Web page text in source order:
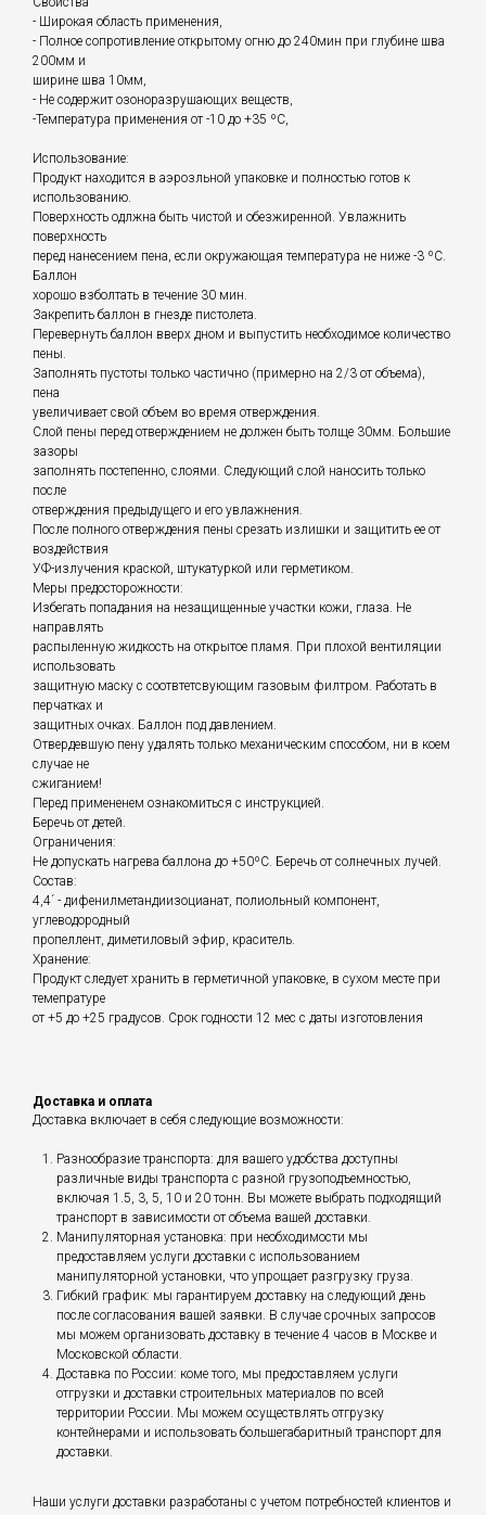
- Широкая область применения,
- Полное сопротивление открытому огню до 240мин при глубине шва
200мм и
ширине шва 10мм,
- Не содержит озоноразрушающих веществ,
-Температура применения от -10 до +35 ºС,
Использование:
Продукт находится в аэрозльной упаковке и полностью готов к
использованию.
Поверхность одлжна быть чистой и обезжиренной. Увлажнить
поверхность
перед нанесением пена, если окружающая температура не ниже -3 ºС.
Баллон
хорошо взболтать в течение 30 мин.
Закрепить баллон в гнезде пистолета.
Перевернуть баллон вверх дном и выпустить необходимое количество
пены.
Заполнять пустоты только частично (примерно на 2/3 от объема),
пена
увеличивает свой объем во время отверждения.
Слой пены перед отверждением не должен быть толще 30мм. Большие
зазоры
заполнять постепенно, слоями. Следующий слой наносить только
после
отверждения предыдущего и его увлажнения.
После полного отверждения пены срезать излишки и защитить ее от
воздействия
УФ-излучения краской, штукатуркой или герметиком.
Меры предосторожности:
Избегать попадания на незащищенные участки кожи, глаза. Не
направлять
распыленную жидкость на открытое пламя. При плохой вентиляции
использовать
защитную маску с соотвтетсвующим газовым филтром. Работать в
перчатках и
защитных очках. Баллон под давлением.
Отвердевшую пену удалять только механическим способом, ни в коем
случае не
сжиганием!
Перед примененем ознакомиться с инструкцией.
Беречь от детей.
Ограничения:
Не допускать нагрева баллона до +50ºС. Беречь от солнечных лучей.
Состав:
4,4´ - дифенилметандиизоцианат, полиольный компонент,
углеводородный
пропеллент, диметиловый эфир, краситель.
Хранение:
Продукт следует хранить в герметичной упаковке, в сухом месте при
темепратуре
от +5 до +25 градусов. Срок годности 12 мес с даты изготовления
Доставка и оплата
Доставка включает в себя следующие возможности:
Разнообразие транспорта: для вашего удобства доступны
различные виды транспорта с разной грузоподъемностью,
включая 1.5, 3, 5, 10 и 20 тонн. Вы можете выбрать подходящий
транспорт в зависимости от объема вашей доставки.
Манипуляторная установка: при необходимости мы
предоставляем услуги доставки с использованием
манипуляторной установки, что упрощает разгрузку груза.
Гибкий график: мы гарантируем доставку на следующий день
после согласования вашей заявки. В случае срочных запросов
мы можем организовать доставку в течение 4 часов в Москве и
Московской области.
Доставка по России: коме того, мы предоставляем услуги
отгрузки и доставки строительных материалов по всей
территории России. Мы можем осуществлять отгрузку
контейнерами и использовать большегабаритный транспорт для
доставки.
Наши услуги доставки разработаны с учетом потребностей клиентов и